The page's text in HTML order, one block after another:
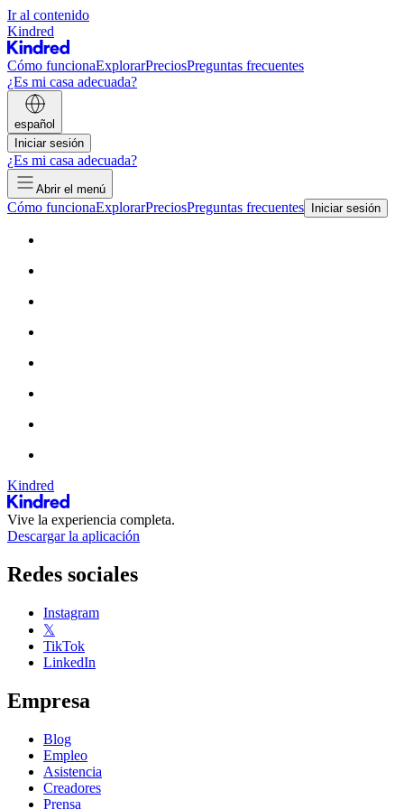
Ir al contenido
Kindred
Cómo funcionaExplorarPreciosPreguntas frecuentes
¿Es mi casa adecuada?
español
Iniciar sesión
¿Es mi casa adecuada?
Abrir el menú
Cómo funcionaExplorarPreciosPreguntas frecuentes Iniciar sesión
Kindred
Vive la experiencia completa.
Descargar la aplicación
Redes sociales
Instagram
𝕏
TikTok
LinkedIn
Empresa
Blog
Empleo
Asistencia
Creadores
Prensa